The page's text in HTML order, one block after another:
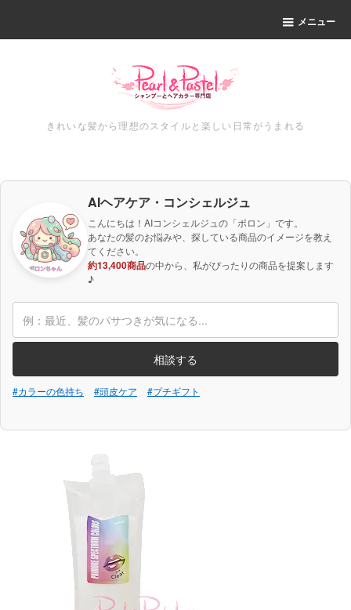
メニュー
きれいな髪から理想のスタイルと楽しい日常がうまれる
AIヘアケア・コンシェルジュ
こんにちは！AIコンシェルジュの「ポロン」です。
あなたの髪のお悩みや、探している商品のイメージを教え
てください。
約13,400商品の中から、私がぴったりの商品を提案します
♪
相談する
#カラーの色持ち #頭皮ケア #プチギフト